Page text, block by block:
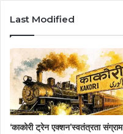
Last Modified
‘काकोरी ट्रेन एक्शन’स्वतंत्रता संग्राम